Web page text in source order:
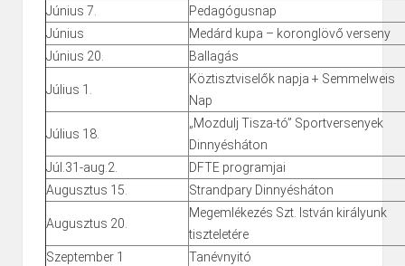
Június 7.
Pedagógusnap
Június
Medárd kupa – koronglövő verseny
Június 20.
Ballagás
Július 1.
Köztisztviselők napja + Semmelweis
Nap
Július 18.
„Mozdulj Tisza-tó” Sportversenyek
Dinnyésháton
Júl.31-aug.2.
DFTE programjai
Augusztus 15.
Strandpary Dinnyésháton
Augusztus 20.
Megemlékezés Szt. István királyunk
tiszteletére
Szeptember 1
Tanévnyitó